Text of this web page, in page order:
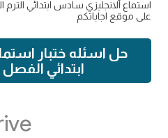
على موقع اجاباتكم
حل اسئله ختبار
ابتدائي الفصل